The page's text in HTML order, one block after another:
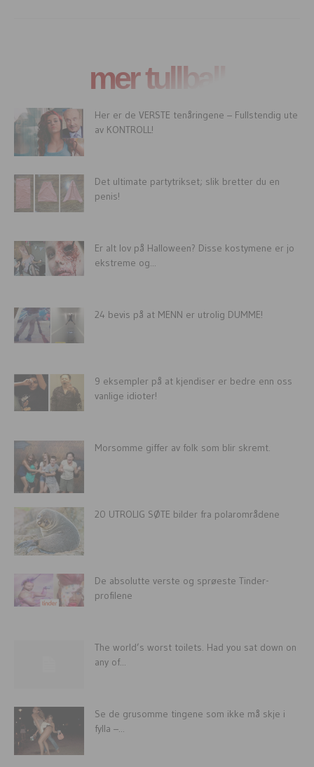
mer tullball
Her er de VERSTE tenåringene – Fullstendig ute
av KONTROLL!
Det ultimate partytrikset; slik bretter du en
penis!
Er alt lov på Halloween? Disse kostymene er jo
ekstreme og...
24 bevis på at MENN er utrolig DUMME!
9 eksempler på at kjendiser er bedre enn oss
vanlige idioter!
Morsomme giffer av folk som blir skremt.
20 UTROLIG SØTE bilder fra polarområdene
De absolutte verste og sprøeste Tinder-
profilene
The world’s worst toilets. Had you sat down on
any of...
Se de grusomme tingene som ikke må skje i
fylla –...